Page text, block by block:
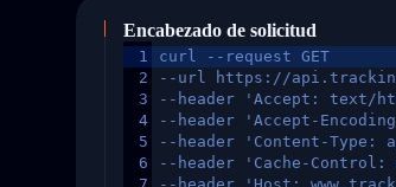
Encabezado de solicitud
1
2
3
4
5
6
curl --request GET
--url https://
--header 'Accept: text/
--header 'Accept-
--header 'Content-Type:
--header 'Cache-Control: